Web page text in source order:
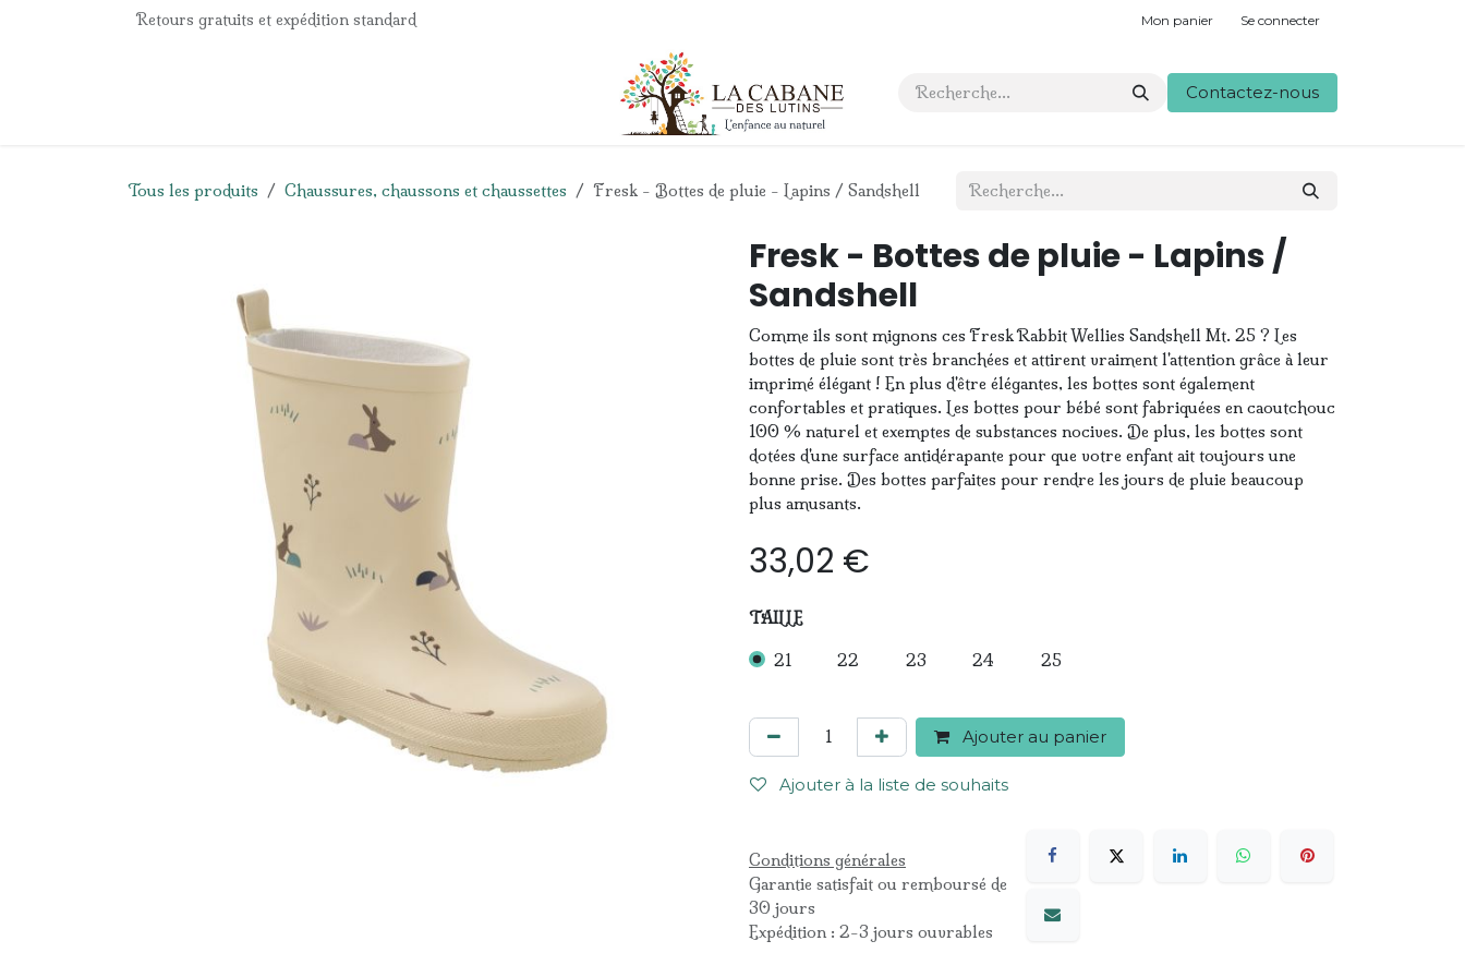
Se rendre au contenuRetours gratuits et expédition standard Mon panier Se connecter
Contact Contactez-nous
Tous les produits Chaussures, chaussons et chaussettes Fresk - Bottes de pluie - Lapins / Sandshell
Fresk - Bottes de pluie - Lapins /
Sandshell
Comme ils sont mignons ces Fresk Rabbit Wellies Sandshell Mt. 25 ? Les
bottes de pluie sont très branchées et attirent vraiment l'attention grâce à leur
imprimé élégant ! En plus d'être élégantes, les bottes sont également
confortables et pratiques. Les bottes pour bébé sont fabriquées en caoutchouc
100 % naturel et exemptes de substances nocives. De plus, les bottes sont
dotées d'une surface antidérapante pour que votre enfant ait toujours une
bonne prise. Des bottes parfaites pour rendre les jours de pluie beaucoup
plus amusants.
33,02 €
TAILLE
21 22 23 24 25
Ajouter au panier
Ajouter à la liste de souhaits
Conditions générales
Garantie satisfait ou remboursé de
30 jours
Expédition : 2-3 jours ouvrables